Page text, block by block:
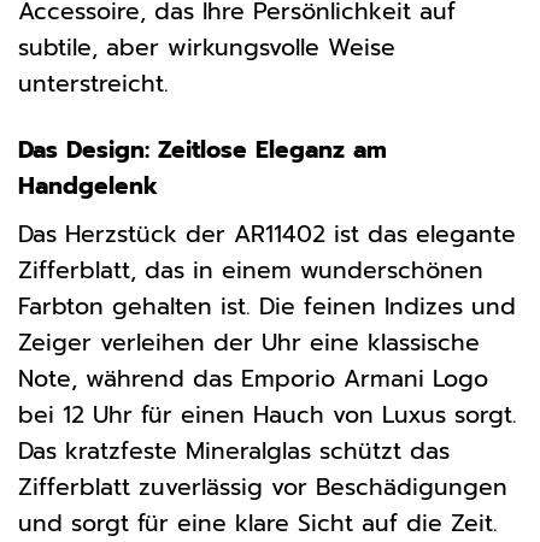
Accessoire, das Ihre Persönlichkeit auf
subtile, aber wirkungsvolle Weise
unterstreicht.
Das Design: Zeitlose Eleganz am
Handgelenk
Das Herzstück der AR11402 ist das elegante
Zifferblatt, das in einem wunderschönen
Farbton gehalten ist. Die feinen Indizes und
Zeiger verleihen der Uhr eine klassische
Note, während das Emporio Armani Logo
bei 12 Uhr für einen Hauch von Luxus sorgt.
Das kratzfeste Mineralglas schützt das
Zifferblatt zuverlässig vor Beschädigungen
und sorgt für eine klare Sicht auf die Zeit.